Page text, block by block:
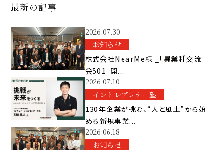
最新の記事
2026.07.30
お知らせ
株式会社NearMe様 _「異業種交流
会501」開...
2026.07.10
イントレプレナー塾
130年企業が挑む、“人と風土”から始
める新規事業...
2026.06.18
お知らせ